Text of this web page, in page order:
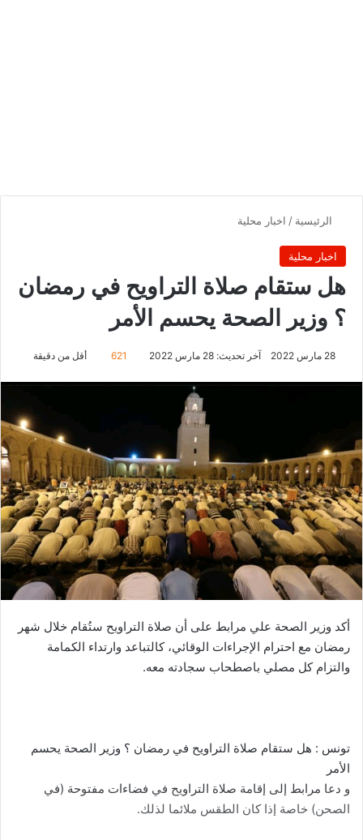
الرئيسية / اخبار محلية
اخبار محلية
هل ستقام صلاة التراويح في رمضان
؟ وزير الصحة يحسم الأمر
28 مارس 2022 آخر تحديث: 28 مارس 2022 621 أقل من دقيقة
أكد وزير الصحة علي مرابط على أن صلاة التراويح ستُقام خلال شهر
رمضان مع احترام الإجراءات الوقائي، كالتباعد وارتداء الكمامة
والتزام كل مصلي باصطحاب سجادته معه.
تونس : هل ستقام صلاة التراويح في رمضان ؟ وزير الصحة يحسم
الأمر
و دعا مرابط إلى إقامة صلاة التراويح في فضاءات مفتوحة (في
الصحن) خاصة إذا كان الطقس ملائما لذلك.